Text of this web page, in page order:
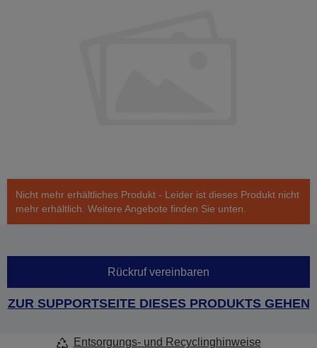
Nicht mehr erhältliches Produkt - Leider ist dieses Produkt nicht
mehr erhältlich. Weitere Angebote finden Sie unten.
Rückruf vereinbaren
ZUR SUPPORTSEITE DIESES PRODUKTS GEHEN
Entsorgungs- und Recyclinghinweise